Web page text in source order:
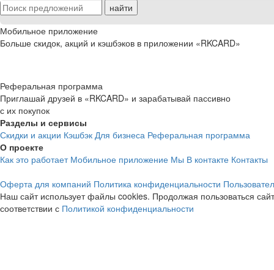
Мобильное приложение
Больше скидок, акций и кэшбэков в приложении «RKCARD»
Реферальная программа
Приглашай друзей в «RKCARD» и зарабатывай пассивно
с их покупок
Разделы и сервисы
Скидки и акции Кэшбэк Для бизнеса Реферальная программа
О проекте
Как это работает Мобильное приложение Мы В контакте Контакты
Оферта для компаний Политика конфиденциальности
Наш сайт использует файлы cookies. Продолжая пользоваться
соответствии с Политикой конфиденциальности